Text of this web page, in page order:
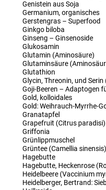
Genistein aus Soja
Germanium, organisches
Gerstengras – Superfood
Ginkgo biloba
Ginseng – Ginsenoside
Glukosamin
Glutamin (Aminosäure)
Glutaminsäure
Glutathion
Glycin, Threonin, und
Goji-Beeren – Adaptogen
Gold, kolloidales
Gold: Weihrauch-Myrrhe-
Granatapfel
Grapefruit (Citrus paradisi)
Griffonia
Grünlippmuschel
Grüntee (Camellia sinensis)
Hagebutte
Hagebutte, Heckenrose
Heidelbeere (Vaccinium
Heidelberger, Bertrand: